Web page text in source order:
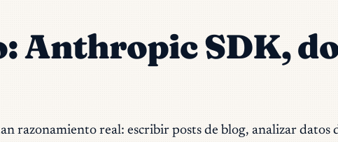
Anthropic SDK,
razonamiento real: escribir posts de blog, analizar datos